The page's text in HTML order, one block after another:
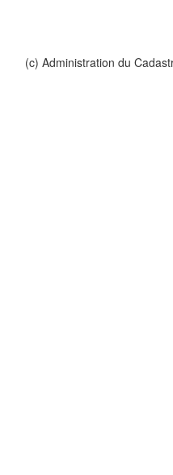
(c) Administration du